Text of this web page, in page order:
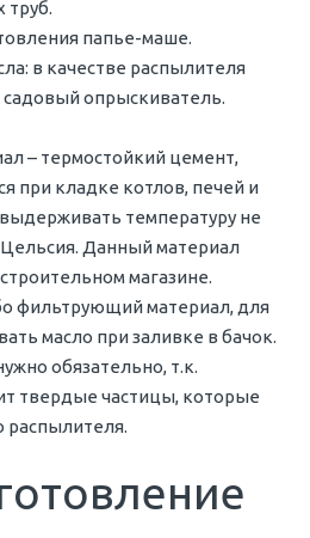
папье-маше.
в качестве распылителя
опрыскиватель.
– термостойкий цемент,
при кладке котлов, печей и
температуру не
Цельсия. Данный материал
магазине.
фильтрующий материал, для
масло при заливке в бачок.
обязательно, т.к.
твердые частицы, которые
распылителя.